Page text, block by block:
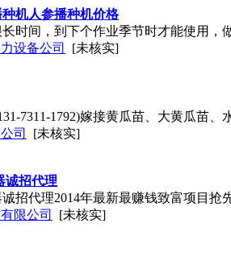
机人参播种机价格
时间，到下个作业季节时才能使用
设备公司 [未核实]
7311-1792)嫁接黄瓜苗、大黄瓜苗
司 [未核实]
诚招代理
招代理2014年最新最赚钱致富项目
限公司 [未核实]